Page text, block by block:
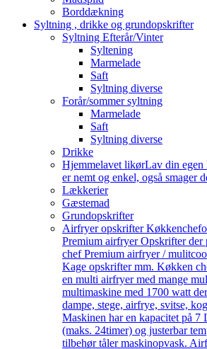
Borddækning
Syltning , drikke og grundopskrifter
Syltning Efterår/Vinter
Syltening
Marmelade
Saft
Syltning diverse
Forår/sommer syltning
Marmelade
Saft
Syltning diverse
Drikke
Hjemmelavet likørLav din egen
er nemt og enkel, også smager
Lækkerier
Gæstemad
Grundopskrifter
Airfryer opskrifter Køkkenchef
Premium airfryer Opskrifter der
chef Premium airfryer /
Kage opskrifter mm. Køkken
en multi airfryer med mange
multimaskine med 1700 watt
dampe, stege, airfrye, svitse,
Maskinen har en kapacitet på
(maks. 24timer) og justerbar
tilbehør tåler maskinopvask.